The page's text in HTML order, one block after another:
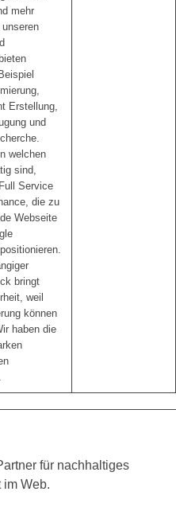
mehr
Erstellung,
und
welchen
sind,
Service
die zu
Webseite
bringt
weil
können
haben die
für nachhaltiges
im Web.